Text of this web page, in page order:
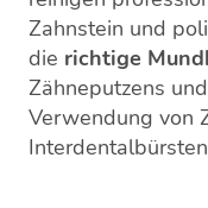
Zahnstein und
die richtige
Zähneputzens
Verwendung von